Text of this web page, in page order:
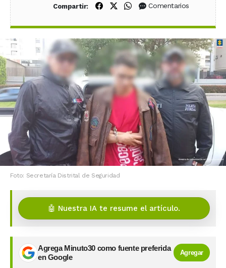
Compartir: Compartir en Facebook
Compartir en X (Twitter)
Compartir en WhatsApp
Comentarios
Foto: Secretaría Distrital de Seguridad
🤖 Nuestra IA te resume el artículo.
Agrega Minuto30 como fuente preferida
en Google
Agregar